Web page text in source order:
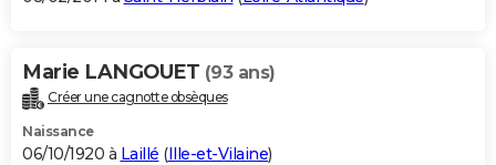
Marie LANGOUET (93 ans)
Créer une cagnotte obsèques
Naissance
06/10/1920 à Laillé (Ille-et-Vilaine)